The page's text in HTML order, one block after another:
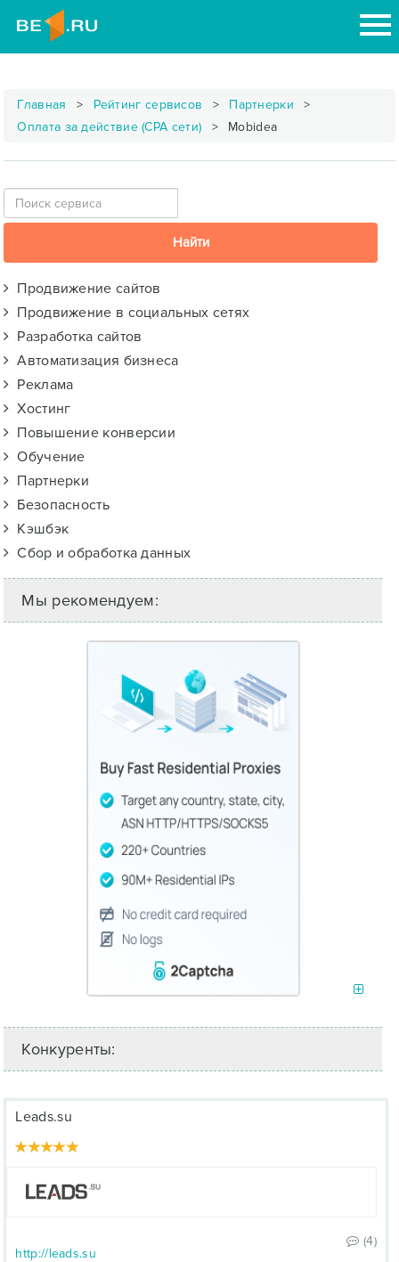
Главная Рейтинг сервисов
Партнерки
Оплата за действие (CPA сети)
Mobidea
Продвижение сайтов
Продвижение в социальных сетях
Разработка сайтов
Автоматизация бизнеса
Реклама
Хостинг
Повышение конверсии
Обучение
Партнерки
Безопасность
Кэшбэк
Сбор и обработка данных
Мы рекомендуем:
Конкуренты:
Leads.su
(4)
http://leads.su